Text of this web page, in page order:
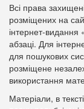
Всі права
розміщених на
інтернет-
абзаці. Для
для пошукових
розміщене
використання
Матеріали, в